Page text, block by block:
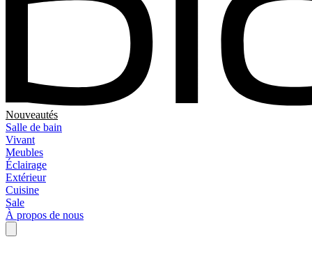
Nouveautés
Salle de bain
Vivant
Meubles
Éclairage
Extérieur
Cuisine
Sale
À propos de nous